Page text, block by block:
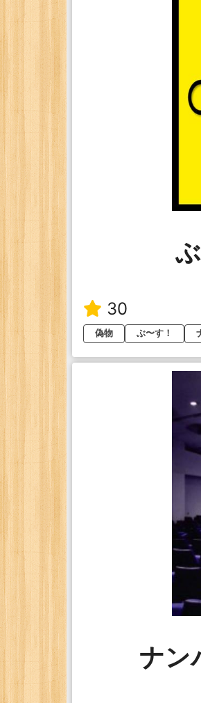
30
偽物
ぶ〜す！
ナン